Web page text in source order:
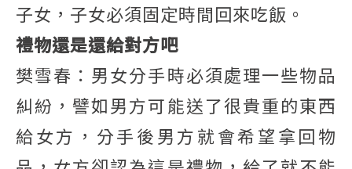
子女，子女必須固定時間回來吃飯。
禮物還是還給對方吧
樊雪春：男女分手時必須處理一些物品
糾紛，譬如男方可能送了很貴重的東西
給女方，分手後男方就會希望拿回物